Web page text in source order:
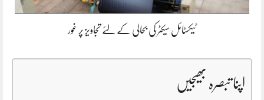
ٹیکسٹائل سیکٹر کی بحالی کے لئے تجاویز پر غور
اپنا تبصرہ بھیجیں